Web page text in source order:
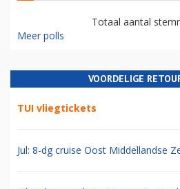
Totaal aantal
Meer polls
VOORDELIGE
TUI vliegtickets
Jul: 8-dg cruise Oost Middellandse